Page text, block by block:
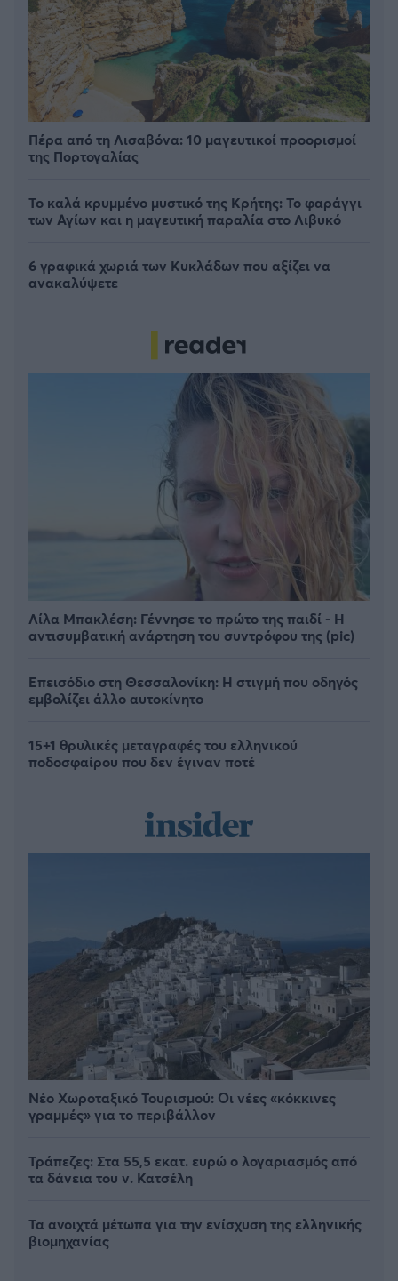
Πέρα από τη Λισαβόνα: 10 μαγευτικοί προορισμοί
της Πορτογαλίας
Το καλά κρυμμένο μυστικό της Κρήτης: Το φαράγγι
των Αγίων και η μαγευτική παραλία στο Λιβυκό
6 γραφικά χωριά των Κυκλάδων που αξίζει να
ανακαλύψετε
Λίλα Μπακλέση: Γέννησε το πρώτο της παιδί - Η
αντισυμβατική ανάρτηση του συντρόφου της (pic)
Επεισόδιο στη Θεσσαλονίκη: Η στιγμή που οδηγός
εμβολίζει άλλο αυτοκίνητο
15+1 θρυλικές μεταγραφές του ελληνικού
ποδοσφαίρου που δεν έγιναν ποτέ
Νέο Χωροταξικό Τουρισμού: Οι νέες «κόκκινες
γραμμές» για το περιβάλλον
Τράπεζες: Στα 55,5 εκατ. ευρώ ο λογαριασμός από
τα δάνεια του ν. Κατσέλη
Τα ανοιχτά μέτωπα για την ενίσχυση της ελληνικής
βιομηχανίας